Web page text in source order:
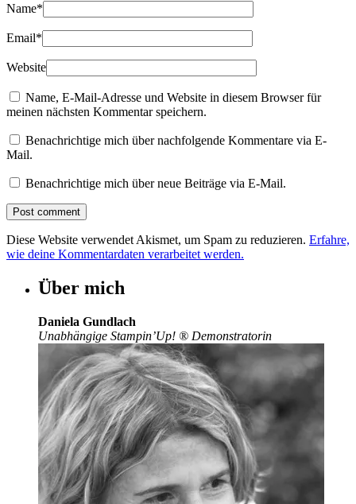
Name*
Email*
Website
Name, E-Mail-Adresse und Website in diesem Browser für
meinen nächsten Kommentar speichern.
Benachrichtige mich über nachfolgende Kommentare via E-
Mail.
Benachrichtige mich über neue Beiträge via E-Mail.
Diese Website verwendet Akismet, um Spam zu reduzieren. Erfahre,
wie deine Kommentardaten verarbeitet werden.
Über mich
Daniela Gundlach
Unabhängige Stampin’Up! ® Demonstratorin